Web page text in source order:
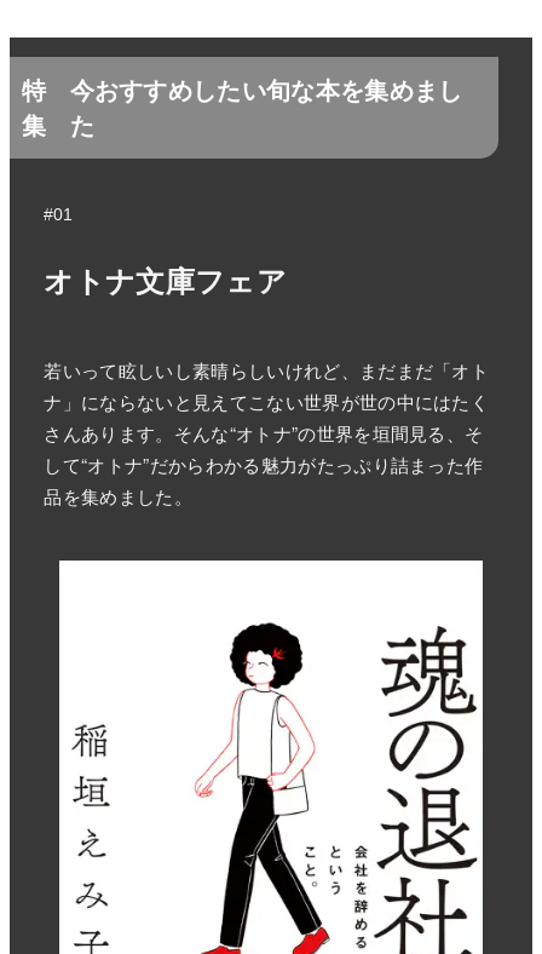
特
集
今おすすめしたい旬な本を集めまし
た
#01
オトナ文庫フェア
若いって眩しいし素晴らしいけれど、まだまだ「オト
ナ」にならないと見えてこない世界が世の中にはたく
さんあります。そんな“オトナ”の世界を垣間見る、そ
して“オトナ”だからわかる魅力がたっぷり詰まった作
品を集めました。